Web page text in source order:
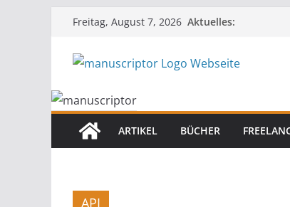
Freitag, August 7, 2026 Aktuelles:
ARTIKEL BÜCHER
API